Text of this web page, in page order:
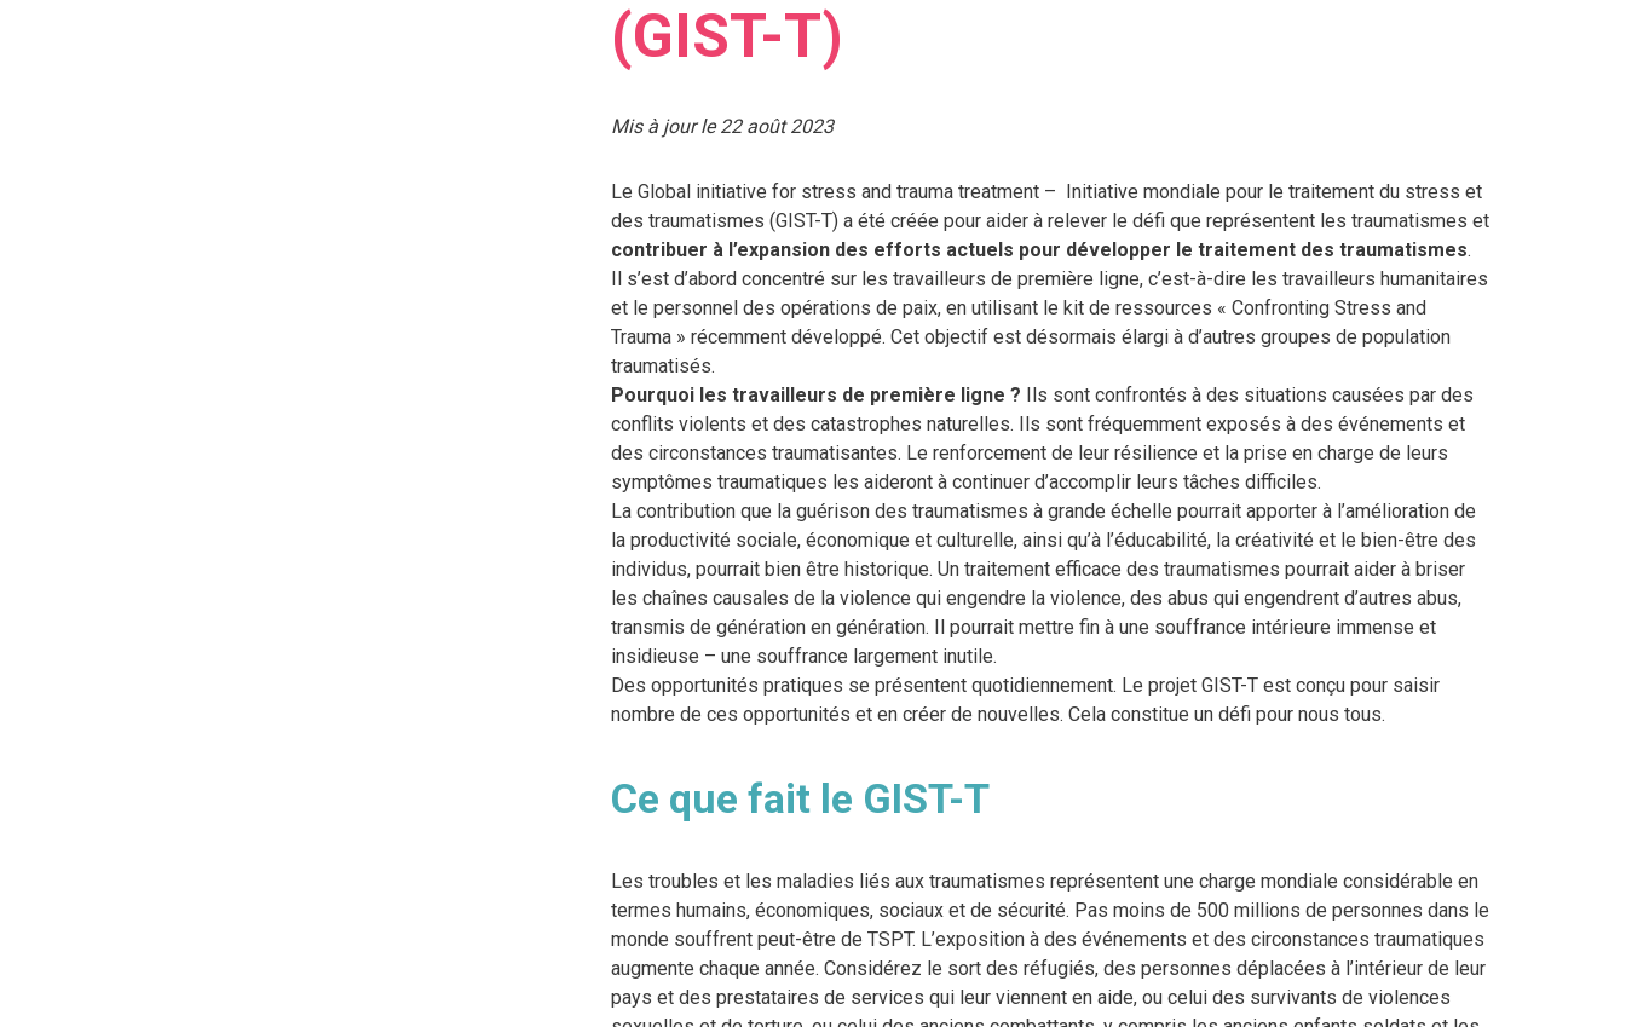
(GIST-T)
Mis à jour le 22 août 2023
Le Global initiative for stress and trauma treatment – Initiative mondiale pour le traitement du stress et
des traumatismes (GIST-T) a été créée pour aider à relever le défi que représentent les traumatismes et
contribuer à l’expansion des efforts actuels pour développer le traitement des traumatismes.
Il s’est d’abord concentré sur les travailleurs de première ligne, c’est-à-dire les travailleurs humanitaires
et le personnel des opérations de paix, en utilisant le kit de ressources « Confronting Stress and
Trauma » récemment développé. Cet objectif est désormais élargi à d’autres groupes de population
traumatisés.
Pourquoi les travailleurs de première ligne ? Ils sont confrontés à des situations causées par des
conflits violents et des catastrophes naturelles. Ils sont fréquemment exposés à des événements et
des circonstances traumatisantes. Le renforcement de leur résilience et la prise en charge de leurs
symptômes traumatiques les aideront à continuer d’accomplir leurs tâches difficiles.
La contribution que la guérison des traumatismes à grande échelle pourrait apporter à l’amélioration de
la productivité sociale, économique et culturelle, ainsi qu’à l’éducabilité, la créativité et le bien-être des
individus, pourrait bien être historique. Un traitement efficace des traumatismes pourrait aider à briser
les chaînes causales de la violence qui engendre la violence, des abus qui engendrent d’autres abus,
transmis de génération en génération. Il pourrait mettre fin à une souffrance intérieure immense et
insidieuse – une souffrance largement inutile.
Des opportunités pratiques se présentent quotidiennement. Le projet GIST-T est conçu pour saisir
nombre de ces opportunités et en créer de nouvelles. Cela constitue un défi pour nous tous.
Ce que fait le GIST-T
Les troubles et les maladies liés aux traumatismes représentent une charge mondiale considérable en
termes humains, économiques, sociaux et de sécurité. Pas moins de 500 millions de personnes dans le
monde souffrent peut-être de TSPT. L’exposition à des événements et des circonstances traumatiques
augmente chaque année. Considérez le sort des réfugiés, des personnes déplacées à l’intérieur de leur
pays et des prestataires de services qui leur viennent en aide, ou celui des survivants de violences